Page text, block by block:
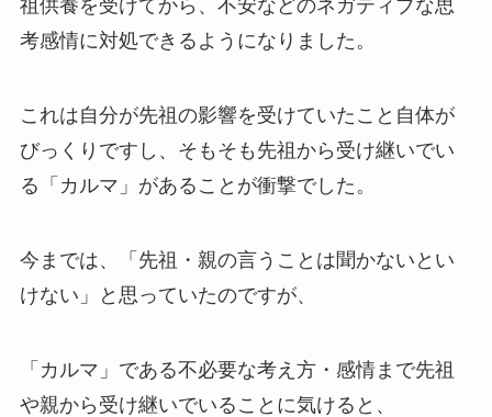
祖供養を受けてから、不安などのネガティブな思
考感情に対処できるようになりました。
これは自分が先祖の影響を受けていたこと自体が
びっくりですし、そもそも先祖から受け継いでい
る「カルマ」があることが衝撃でした。
今までは、「先祖・親の言うことは聞かないとい
けない」と思っていたのですが、
「カルマ」である不必要な考え方・感情まで先祖
や親から受け継いでいることに気けると、